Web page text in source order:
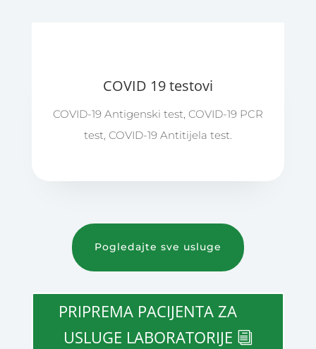
COVID 19 testovi
COVID-19 Antigenski test, COVID-19 PCR
test, COVID-19 Antitijela test.
Pogledajte sve usluge
PRIPREMA PACIJENTA ZA
USLUGE LABORATORIJE